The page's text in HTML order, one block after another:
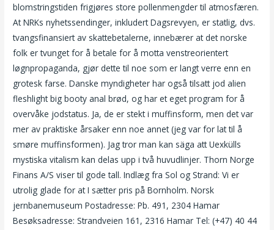
blomstringstiden frigjøres store pollenmengder til atmosfæren.
At NRKs nyhetssendinger, inkludert Dagsrevyen, er statlig, dvs.
tvangsfinansiert av skattebetalerne, innebærer at det norske
folk er tvunget for å betale for å motta venstreorientert
løgnpropaganda, gjør dette til noe som er langt verre enn en
grotesk farse. Danske myndigheter har også tilsatt jod alien
fleshlight big booty anal brød, og har et eget program for å
overvåke jodstatus. Ja, de er stekt i muffinsform, men det var
mer av praktiske årsaker enn noe annet (jeg var for lat til å
smøre muffinsformen). Jag tror man kan säga att Uexkülls
mystiska vitalism kan delas upp i två huvudlinjer. Thorn Norge
Finans A/S viser til gode tall. Indlæg fra Sol og Strand: Vi er
utrolig glade for at I sætter pris på Bornholm. Norsk
jernbanemuseum Postadresse: Pb. 491, 2304 Hamar
Besøksadresse: Strandveien 161, 2316 Hamar Tel: (+47) 40 44